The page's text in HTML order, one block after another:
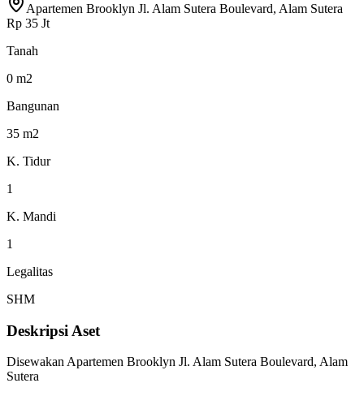
Apartemen Brooklyn Jl. Alam Sutera Boulevard, Alam Sutera
Rp 35 Jt
Tanah
0 m2
Bangunan
35 m2
K. Tidur
1
K. Mandi
1
Legalitas
SHM
Deskripsi Aset
Disewakan Apartemen Brooklyn Jl. Alam Sutera Boulevard, Alam
Sutera